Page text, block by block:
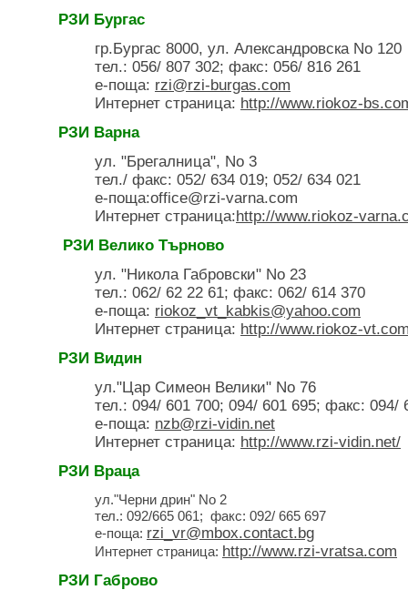
РЗИ Бургас
гр.Бургас 8000, ул. Александровска No 120
тел.: 056/ 807 302; факс: 056/ 816 261
е-поща: rzi@rzi-burgas.com
Интернет страница: http://www.riokoz-
РЗИ Варна
ул. "Брегалница", No 3
тел./ факс: 052/ 634 019; 052/ 634 021
е-поща:office@rzi-varna.com
Интернет страница:http://www.riokoz-
РЗИ Велико Търново
ул. "Никола Габровски" No 23
тел.: 062/ 62 22 61; факс: 062/ 614 370
е-поща: riokoz_vt_kabkis@yahoo.com
Интернет страница: http://www.riokoz-
РЗИ Видин
ул."Цар Симеон Велики" No 76
тел.: 094/ 601 700; 094/ 601 695; факс: 094/
е-поща: nzb@rzi-vidin.net
Интернет страница: http://www.rzi-vidin.net/
РЗИ Враца
ул."Черни дрин" No 2
тел.: 092/665 061; факс: 092/ 665 697
е-поща: rzi_vr@mbox.contact.bg
Интернет страница: http://www.rzi-vratsa.com
РЗИ Габрово